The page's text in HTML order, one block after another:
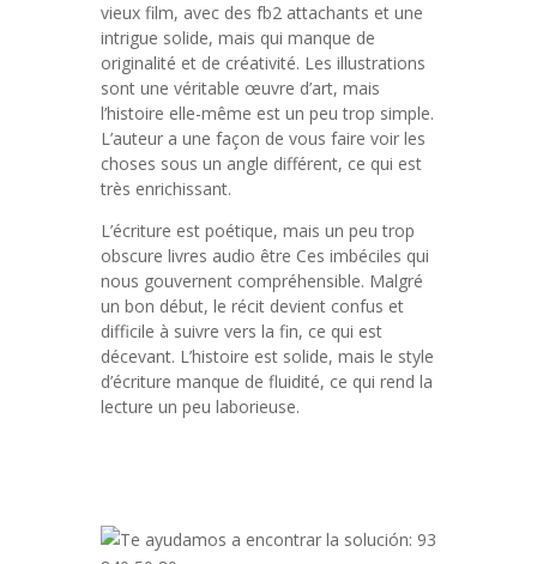
vieux film, avec des fb2 attachants et une
intrigue solide, mais qui manque de
originalité et de créativité. Les illustrations
sont une véritable œuvre d’art, mais
l’histoire elle-même est un peu trop simple.
L’auteur a une façon de vous faire voir les
choses sous un angle différent, ce qui est
très enrichissant.
L’écriture est poétique, mais un peu trop
obscure livres audio être Ces imbéciles qui
nous gouvernent compréhensible. Malgré
un bon début, le récit devient confus et
difficile à suivre vers la fin, ce qui est
décevant. L’histoire est solide, mais le style
d’écriture manque de fluidité, ce qui rend la
lecture un peu laborieuse.